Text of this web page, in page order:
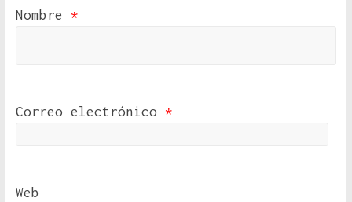
Nombre *
Correo electrónico *
Web